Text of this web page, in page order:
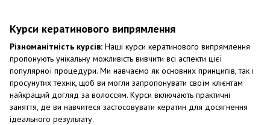
Курси кератинового випрямлення
Різноманітність курсів: Наші курси кератинового випрямлення
пропонують унікальну можливість вивчити всі аспекти цієї
популярної процедури. Ми навчаємо як основних принципів, так і
просунутих технік, щоб ви могли запропонувати своїм клієнтам
найкращий догляд за волоссям. Курси включають практичні
заняття, де ви навчитеся застосовувати кератин для досягнення
ідеального результату.